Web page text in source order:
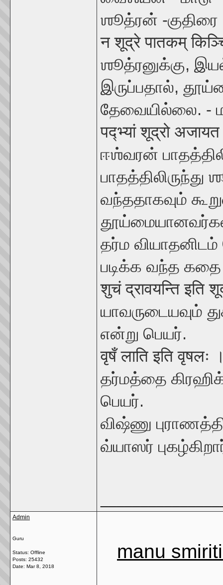
ஶூத்ரன் -குதிரை
न शूद्रे पातकम्
ஶூத்ரனுக்கு,
இருப்பதால்,
தேவையில்லை. -
पद्भ्यां शूद्रो
ஈஶ்வரன்
வந்ததாகவும்
தர்ம
படிக்க வந்த
शुचं द्रावयन्ति इति
யாவருடையவும்
என்று பெயர்.
वृषँ लाति इति वृषलः
தர்மத்தை
பெயர்.
விஷ்ணு
வ்யாஸர்
Admin
Guru
Status: Offline
Posts: 25432
Date: Mar 8, 2018
manu